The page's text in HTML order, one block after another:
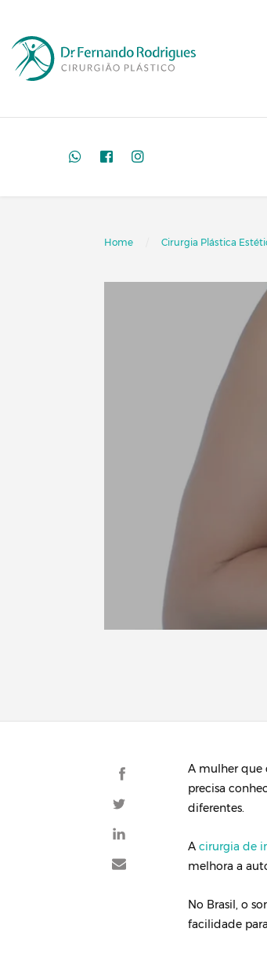
Home Cirurgia Plástica
A mulher que
precisa
diferentes.
Acirurgia de
melhora a
No Brasil, o
facilidade